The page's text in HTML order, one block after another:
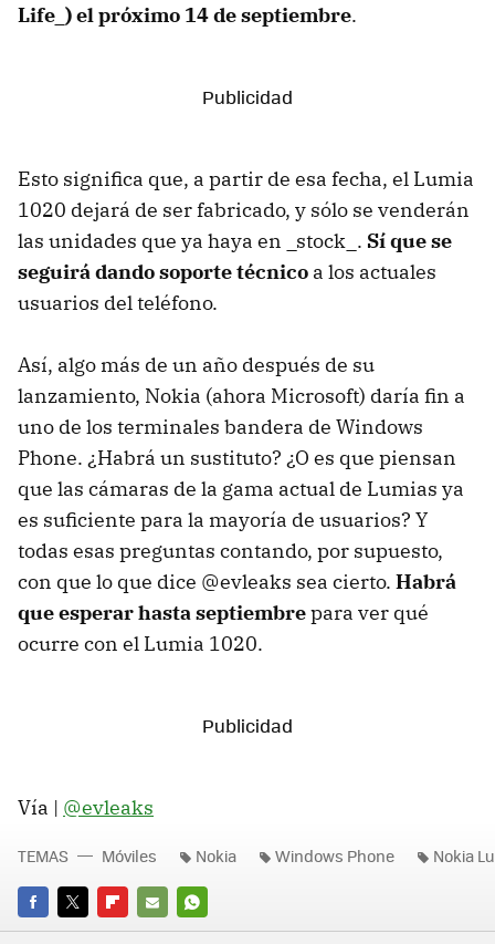
Life_) el próximo 14 de septiembre.
Esto significa que, a partir de esa fecha, el Lumia
1020 dejará de ser fabricado, y sólo se venderán
las unidades que ya haya en _stock_. Sí que se
seguirá dando soporte técnico a los actuales
usuarios del teléfono.
Así, algo más de un año después de su
lanzamiento, Nokia (ahora Microsoft) daría fin a
uno de los terminales bandera de Windows
Phone. ¿Habrá un sustituto? ¿O es que piensan
que las cámaras de la gama actual de Lumias ya
es suficiente para la mayoría de usuarios? Y
todas esas preguntas contando, por supuesto,
con que lo que dice @evleaks sea cierto. Habrá
que esperar hasta septiembrepara ver qué
ocurre con el Lumia 1020.
Vía | @evleaks
FACEBOOK
TWITTERFLIPBOARD
E-
WHATSAPP
TEMAS Móviles Nokia Windows Phone Nokia